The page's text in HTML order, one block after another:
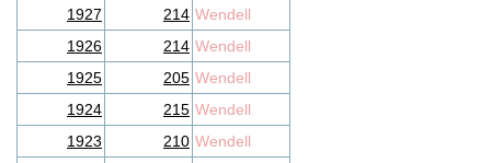
1927
214 Wendell
1926
214 Wendell
1925
205 Wendell
1924
215 Wendell
1923
210 Wendell